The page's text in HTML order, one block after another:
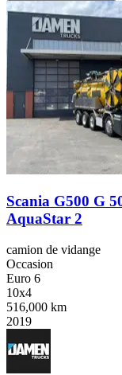
Scania G500 G
AquaStar 2
camion de vidange
Occasion
Euro 6
10x4
516,000 km
2019